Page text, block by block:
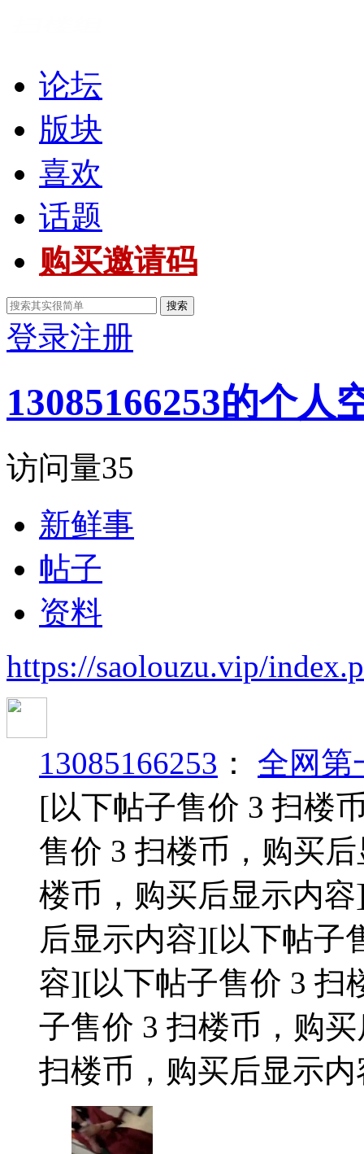
论坛
版块
喜欢
话题
购买邀请码
搜索
登录注册
13085166253的个人
访问量35
新鲜事
帖子
资料
https://saolouzu.vip/
13085166253 ： 全网第
[以下帖子售价 3 扫楼
售价 3 扫楼币，购买
楼币，购买后显示内容
后显示内容][以下帖子
容][以下帖子售价 3 扫
子售价 3 扫楼币，购
扫楼币，购买后显示